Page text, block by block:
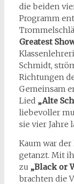
die beiden
Programm
Greatest
Schmidt,
Richtungen
Gemeinsam
Lied „Alte
liebevoller
sie vier Jahre
Kaum war
getanzt. Mit
zu „Black or
brachten die